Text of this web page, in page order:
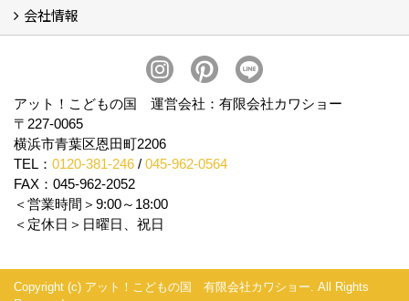
木のはなし (5)
コラム
会社情報
プライバシーポリシー
アット！こどもの国 運営会社：有限会社カワショー
〒227-0065
横浜市青葉区恩田町2206
TEL： 0120-381-246 / 045-962-0564
FAX：045-962-2052
＜営業時間＞9:00～18:00
＜定休日＞日曜日、祝日
Copyright (c) アット！こどもの国 有限会社カワショー. All Rights